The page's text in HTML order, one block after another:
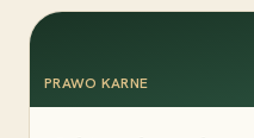
PRAWO KARNE